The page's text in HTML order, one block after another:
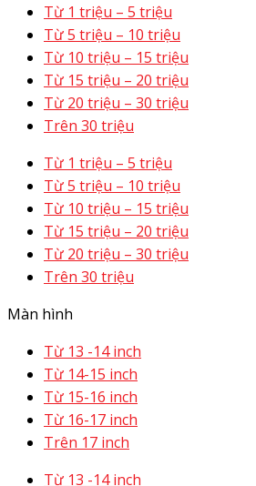
Từ 1 triệu – 5 triệu
Từ 5 triệu – 10 triệu
Từ 10 triệu – 15 triệu
Từ 15 triệu – 20 triệu
Từ 20 triệu – 30 triệu
Trên 30 triệu
Từ 1 triệu – 5 triệu
Từ 5 triệu – 10 triệu
Từ 10 triệu – 15 triệu
Từ 15 triệu – 20 triệu
Từ 20 triệu – 30 triệu
Trên 30 triệu
Màn hình
Từ 13 -14 inch
Từ 14-15 inch
Từ 15-16 inch
Từ 16-17 inch
Trên 17 inch
Từ 13 -14 inch